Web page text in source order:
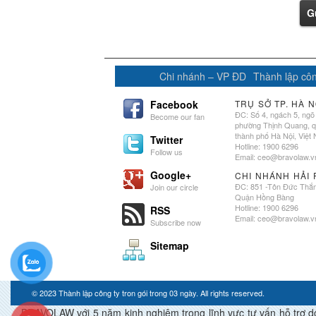
Chi nhánh – VP ĐD Thành lập
Facebook
Become our fan
Twitter
Follow us
Google+
Join our circle
RSS
Subscribe now
Sitemap
TRỤ SỞ TP. HÀ
ĐC: Số 4, ngách 5,
phường Thịnh Quang,
thành phố Hà Nội, Việt
Hotline: 1900 6296
Email:
CHI NHÁNH HẢI
ĐC: 851 -Tôn Đức
Quận Hồng Bàng
Hotline: 1900 6296
Email:
© 2023Thành lập công ty tron gói trong 03 ngày. All rights reserved.
BRAVOLAW với 5 năm kinh nghiệm trong lĩnh vực tư vấn hỗ